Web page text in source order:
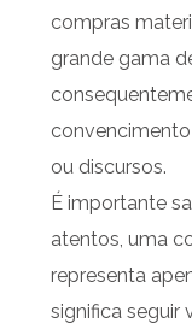
compras
grande gama
ou discursos.
É importante
atentos, uma
representa
significa seguir